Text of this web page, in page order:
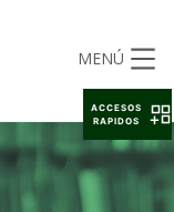
MENÚ
ACCESOS
RAPIDOS